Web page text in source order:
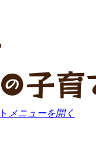
メニューを開く